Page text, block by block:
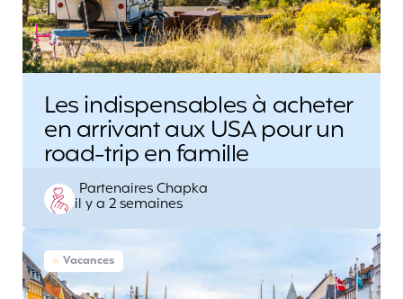
Les indispensables à acheter
en arrivant aux USA pour un
road-trip en famille
Posted
by
Partenaires Chapka
il y a 2 semaines
Vacances